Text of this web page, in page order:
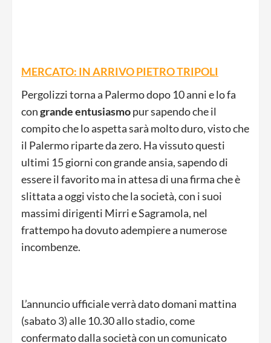
MERCATO: IN ARRIVO PIETRO TRIPOLI
Pergolizzi torna a Palermo dopo 10 anni e lo fa
congrande entusiasmopur sapendo che il
compito che lo aspetta sarà molto duro, visto che
il Palermo riparte da zero. Ha vissuto questi
ultimi 15 giorni con grande ansia, sapendo di
essere il favorito ma in attesa di una firma che è
slittata a oggi visto che la società, con i suoi
massimi dirigenti Mirri e Sagramola, nel
frattempo ha dovuto adempiere a numerose
incombenze.
L’annuncio ufficiale verrà dato domani mattina
(sabato 3) alle 10.30 allo stadio, come
confermato dalla società con un comunicato